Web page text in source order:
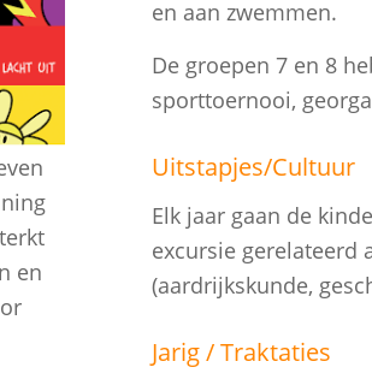
en
en aan zwemmen.
De groepen 7 en 8
sporttoernooi,
Uitstapjes/Cultuur
Elk jaar gaan de
excursie gerelateerd
(aardrijkskunde,
Jarig / Traktaties